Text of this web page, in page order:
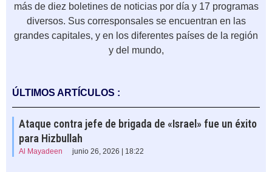
más de diez boletines de noticias por día y 17 programas
diversos. Sus corresponsales se encuentran en las
grandes capitales, y en los diferentes países de la región
y del mundo,
ÚLTIMOS ARTÍCULOS :
Ataque contra jefe de brigada de «Israel» fue un éxito
para Hizbullah
Al Mayadeen junio 26, 2026 | 18:22